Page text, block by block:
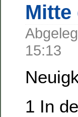
Mitte
15:13
1 In